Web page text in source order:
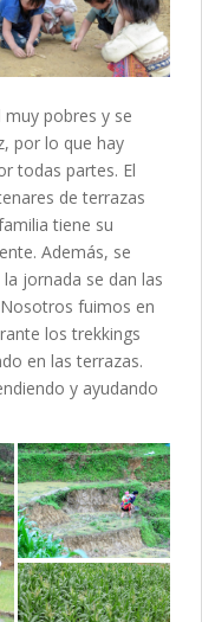
pobres y se
por lo que hay
todas partes. El
de terrazas
tiene su
Además, se
jornada se dan las
fuimos en
los trekkings
en las terrazas.
y ayudando